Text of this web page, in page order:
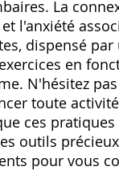
La
l'anxiété
dispensé
en
N'hésitez
toute
ces
outils
pour vous